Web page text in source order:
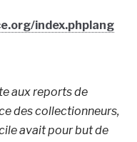
index.phplang
aux reports de
des collectionneurs,
avait pour but de